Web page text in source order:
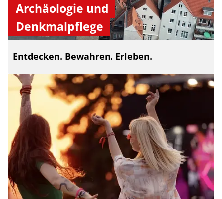
Archäologie und
Denkmalpflege
Entdecken. Bewahren. Erleben.